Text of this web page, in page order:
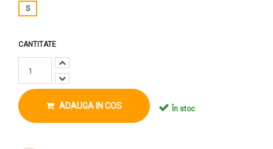
S
CANTITATE
ADAUGA IN COS În stoc